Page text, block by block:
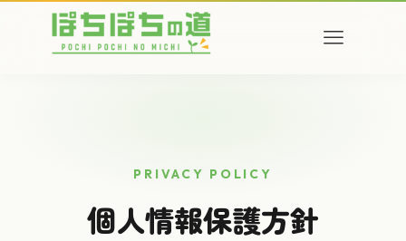
PRIVACY POLICY
個人情報保護方針